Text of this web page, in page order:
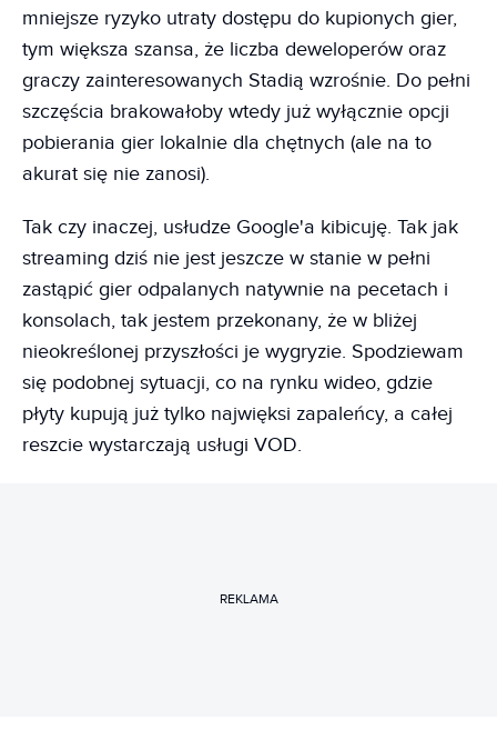
mniejsze ryzyko utraty dostępu do kupionych gier,
tym większa szansa, że liczba deweloperów oraz
graczy zainteresowanych Stadią wzrośnie. Do pełni
szczęścia brakowałoby wtedy już wyłącznie opcji
pobierania gier lokalnie dla chętnych (ale na to
akurat się nie zanosi).
Tak czy inaczej, usłudze Google'a kibicuję. Tak jak
streaming dziś nie jest jeszcze w stanie w pełni
zastąpić gier odpalanych natywnie na pecetach i
konsolach, tak jestem przekonany, że w bliżej
nieokreślonej przyszłości je wygryzie. Spodziewam
się podobnej sytuacji, co na rynku wideo, gdzie
płyty kupują już tylko najwięksi zapaleńcy, a całej
reszcie wystarczają usługi VOD.
REKLAMA